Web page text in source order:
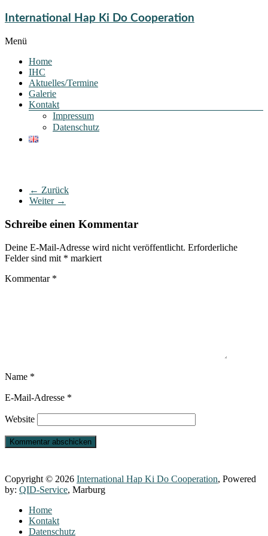
International Hap Ki Do Cooperation
Menü
Home
IHC
Aktuelles/Termine
Galerie
Kontakt
Impressum
Datenschutz
← Zurück
Weiter →
Schreibe einen Kommentar
Deine E-Mail-Adresse wird nicht veröffentlicht. Erforderliche
Felder sind mit * markiert
Kommentar *
Name *
E-Mail-Adresse *
Website
Copyright © 2026 International Hap Ki Do Cooperation, Powered
by: QID-Service, Marburg
Home
Kontakt
Datenschutz